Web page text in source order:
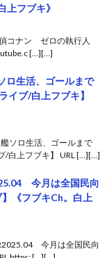
上フブキ》
コナン ゼロの執行人
[…][…]
ロ生活、ゴールまで
イブ/白上フブキ】
ソロ生活、ゴールまで
/白上フブキ】 URL […][…]
今月は全国民向
《フブキCh。白上
今月は全国民向